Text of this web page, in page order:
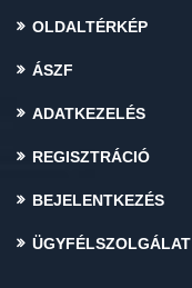
OLDALTÉRKÉP
ÁSZF
ADATKEZELÉS
REGISZTRÁCIÓ
BEJELENTKEZÉS
ÜGYFÉLSZOLGÁLAT